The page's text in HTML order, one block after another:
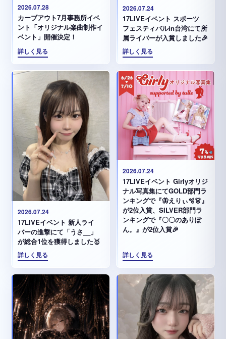
2026.07.28
カーブアウト7月事務所イベ
ント「オリジナル楽曲制作イ
ベント」開催決定！
詳しく見る
2026.07.24
17LIVEイベント スポーツ
フェスティバルin台湾にて所
属ライバーが入賞しました🎉
詳しく見る
2026.07.24
17LIVEイベント 新人ライ
バーの進撃にて「うさ__」
が総合1位を獲得しました🥇
詳しく見る
2026.07.24
17LIVEイベント Girlyオリジ
ナル写真集にてGOLD部門ラ
ンキングで『🦋えりぃ🫧👗』
が2位入賞、SILVER部門ラ
ンキングで『〇〇のありぽ
ん。』が2位入賞🎉
詳しく見る